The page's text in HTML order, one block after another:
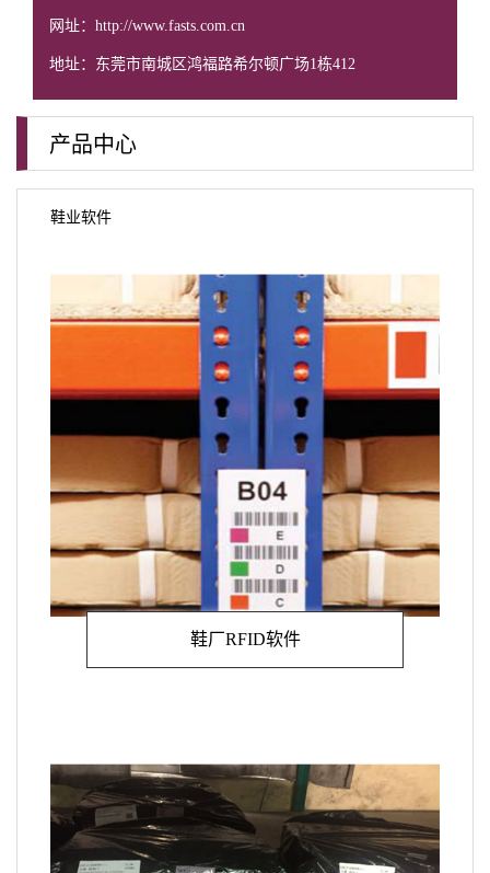
网址：http://www.fasts.com.cn
地址：东莞市南城区鸿福路希尔顿广场1栋412
产品中心
鞋业软件
鞋厂RFID软件